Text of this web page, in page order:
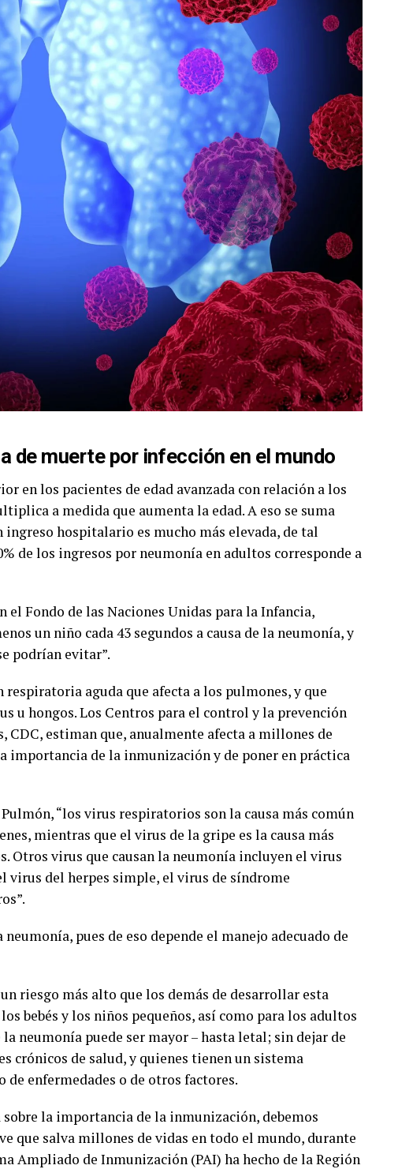
de muerte por infección en el mundo
en los pacientes de edad avanzada con relación a los
a medida que aumenta la edad. A eso se suma
ingreso hospitalario es mucho más elevada, de tal
de los ingresos por neumonía en adultos corresponde a
el Fondo de las Naciones Unidas para la Infancia,
un niño cada 43 segundos a causa de la neumonía, y
podrían evitar”.
aguda que afecta a los pulmones, y que
u hongos. Los Centros para el control y la prevención
CDC, estiman que, anualmente afecta a millones de
importancia de la inmunización y de poner en práctica
“los virus respiratorios son la causa más común
mientras que el virus de la gripe es la causa más
Otros virus que causan la neumonía incluyen el virus
del herpes simple, el virus de síndrome
pues de eso depende el manejo adecuado de
riesgo más alto que los demás de desarrollar esta
bebés y los niños pequeños, así como para los adultos
neumonía puede ser mayor – hasta letal; sin dejar de
crónicos de salud, y quienes tienen un sistema
enfermedades o de otros factores.
la importancia de la inmunización, debemos
que salva millones de vidas en todo el mundo, durante
Ampliado de Inmunización (PAI) ha hecho de la Región